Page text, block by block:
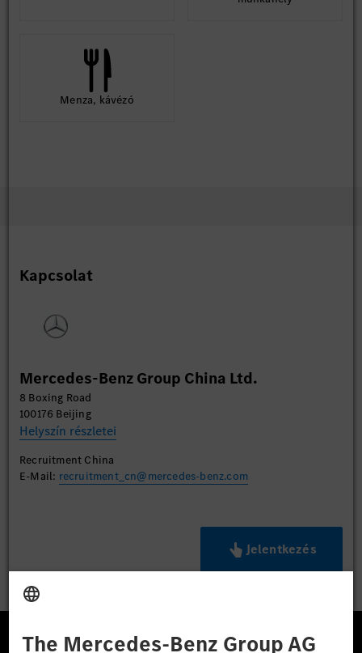
Menza, kávézó
Kapcsolat
Mercedes-Benz Group China Ltd.
8 Boxing Road
100176 Beijing
Helyszín részletei
Recruitment China
E-Mail: recruitment_cn@mercedes-benz.com
Jelentkezés